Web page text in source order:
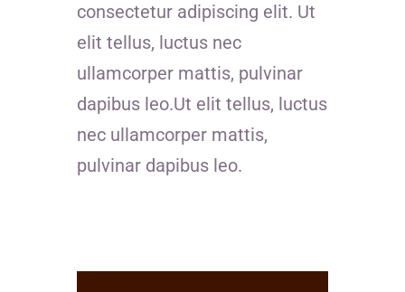
consectetur adipiscing elit. Ut
elit tellus, luctus nec
ullamcorper mattis, pulvinar
dapibus leo.Ut elit tellus, luctus
nec ullamcorper mattis,
pulvinar dapibus leo.